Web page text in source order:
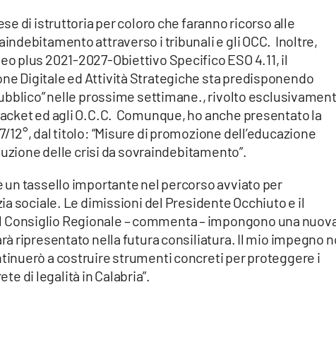
di istruttoria per coloro che faranno ricorso alle
attraverso i tribunali e gli OCC. Inoltre,
plus 2021-2027-Obiettivo Specifico ESO 4.11, il
Digitale ed Attività Strategiche sta predisponendo
nelle prossime settimane., rivolto
ed agli O.C.C. Comunque, ho anche presentato la
12°, dal titolo: “Misure di promozione dell’educazione
delle crisi da sovraindebitamento”.
un tassello importante nel percorso avviato per
sociale. Le dimissioni del Presidente Occhiuto e il
Regionale – commenta – impongono una
ripresentato nella futura consiliatura. Il mio impegno
a costruire strumenti concreti per proteggere i
di legalità in Calabria”.